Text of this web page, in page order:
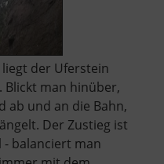
der Uferstein
Blickt man hinüber,
ab und an die Bahn,
Der Zustieg ist
balanciert man